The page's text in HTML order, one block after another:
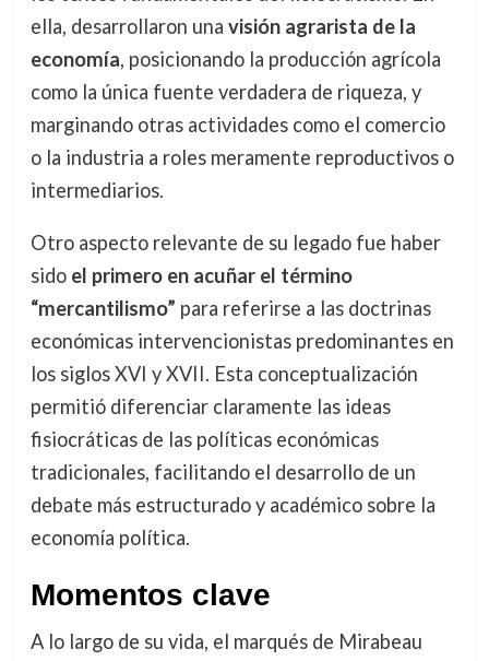
ella, desarrollaron una visión agrarista de la
economía, posicionando la producción agrícola
como la única fuente verdadera de riqueza, y
marginando otras actividades como el comercio
o la industria a roles meramente reproductivos o
intermediarios.
Otro aspecto relevante de su legado fue haber
sido el primero en acuñar el término
“mercantilismo” para referirse a las doctrinas
económicas intervencionistas predominantes en
los siglos XVI y XVII. Esta conceptualización
permitió diferenciar claramente las ideas
fisiocráticas de las políticas económicas
tradicionales, facilitando el desarrollo de un
debate más estructurado y académico sobre la
economía política.
Momentos clave
A lo largo de su vida, el marqués de Mirabeau